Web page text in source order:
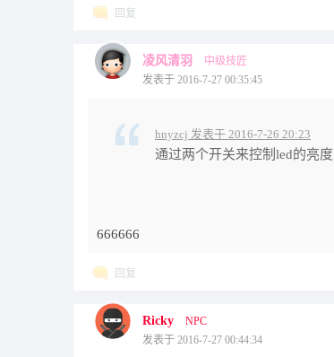
回复
凌风清羽
中级技匠
发表于 2016-7-27 00:35:45
hnyzcj 发表于 2016-7-26 20:23
通过两个开关来控制led的亮度
666666
回复
Ricky
NPC
发表于 2016-7-27 00:44:34